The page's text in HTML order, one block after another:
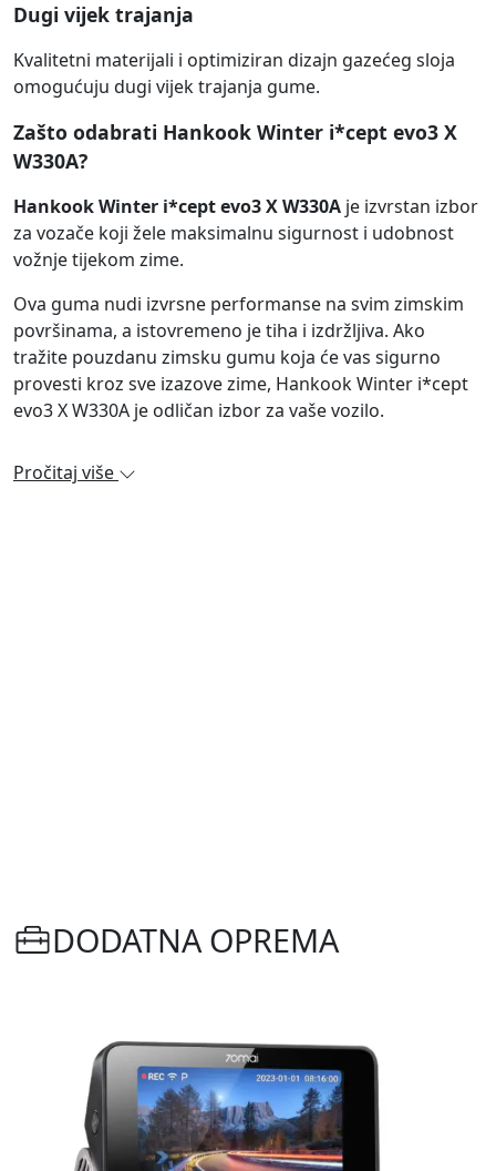
Dugi vijek trajanja
Kvalitetni materijali i optimiziran dizajn gazećeg sloja
omogućuju dugi vijek trajanja gume.
Zašto odabrati Hankook Winter i*cept evo3 X
W330A?
Hankook Winter i*cept evo3 X W330A je izvrstan izbor
za vozače koji žele maksimalnu sigurnost i udobnost
vožnje tijekom zime.
Ova guma nudi izvrsne performanse na svim zimskim
površinama, a istovremeno je tiha i izdržljiva. Ako
tražite pouzdanu zimsku gumu koja će vas sigurno
provesti kroz sve izazove zime, Hankook Winter i*cept
evo3 X W330A je odličan izbor za vaše vozilo.
Pročitaj više
DODATNA OPREMA